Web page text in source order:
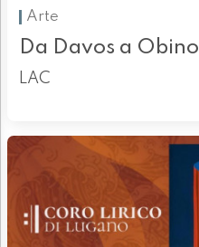
Arte
Da Davos a Obino
LAC